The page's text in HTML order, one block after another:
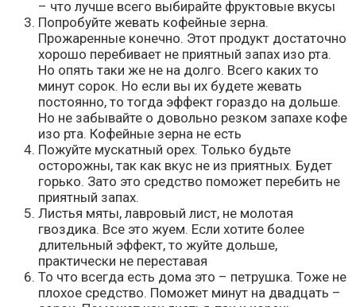
– что лучше всего выбирайте фруктовые вкусы
Попробуйте жевать кофейные зерна.
Прожаренные конечно. Этот продукт достаточно
хорошо перебивает не приятный запах изо рта.
Но опять таки же не на долго. Всего каких то
минут сорок. Но если вы их будете жевать
постоянно, то тогда эффект гораздо на дольше.
Но не забывайте о довольно резком запахе кофе
изо рта. Кофейные зерна не есть
Пожуйте мускатный орех. Только будьте
осторожны, так как вкус не из приятных. Будет
горько. Зато это средство поможет перебить не
приятный запах.
Листья мяты, лавровый лист, не молотая
гвоздика. Все это жуем. Если хотите более
длительный эффект, то жуйте дольше,
практически не переставая
То что всегда есть дома это – петрушка. Тоже не
плохое средство. Поможет минут на двадцать –